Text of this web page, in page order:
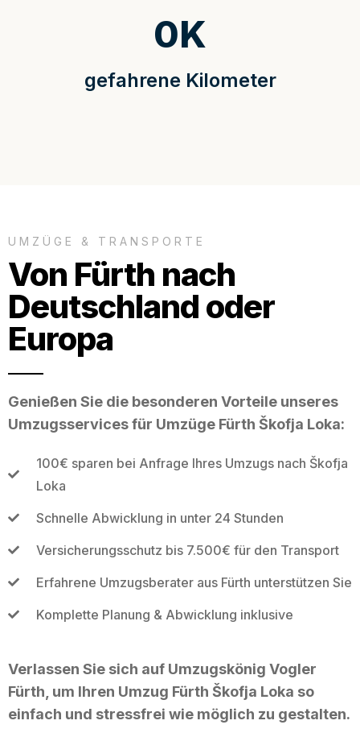
gefahrene Kilometer
0K
UMZÜGE & TRANSPORTE
Von Fürth nach
Deutschland oder
Europa
Genießen Sie die besonderen Vorteile unseres
Umzugsservices für Umzüge Fürth Škofja Loka:
100€ sparen bei Anfrage Ihres Umzugs nach Škofja
Loka
Schnelle Abwicklung in unter 24 Stunden
Versicherungsschutz bis 7.500€ für den Transport
Erfahrene Umzugsberater aus Fürth unterstützen Sie
Komplette Planung & Abwicklung inklusive
Verlassen Sie sich auf Umzugskönig Vogler
Fürth, um Ihren Umzug Fürth Škofja Loka so
einfach und stressfrei wie möglich zu gestalten.